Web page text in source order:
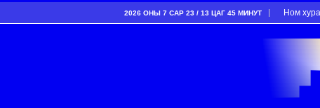
2026 ОНЫ 7 САР 23 / 13 ЦАГ 45 МИНУТ Ном